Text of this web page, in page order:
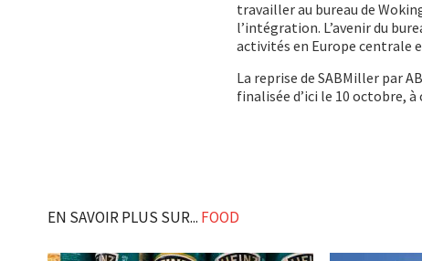
travailler au bureau de
l’intégration. L’avenir du
activités en Europe centrale
La reprise de SABMiller par
finalisée d’ici le 10 octobre,
EN SAVOIR PLUS SUR... FOOD